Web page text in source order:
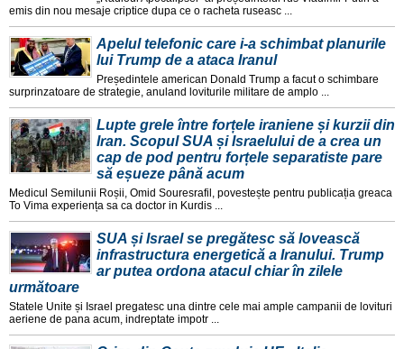
emis din nou mesaje criptice dupa ce o racheta ruseasc ...
Apelul telefonic care i-a schimbat planurile
lui Trump de a ataca Iranul
Președintele american Donald Trump a facut o schimbare
surprinzatoare de strategie, anuland loviturile militare de amplo ...
Lupte grele între forțele iraniene și kurzii din
Iran. Scopul SUA și Israelului de a crea un
cap de pod pentru forțele separatiste pare
să eșueze până acum
Medicul Semilunii Roșii, Omid Souresrafil, povestește pentru publicația greaca
To Vima experiența sa ca doctor in Kurdis ...
SUA și Israel se pregătesc să lovească
infrastructura energetică a Iranului. Trump
ar putea ordona atacul chiar în zilele
următoare
Statele Unite și Israel pregatesc una dintre cele mai ample campanii de lovituri
aeriene de pana acum, indreptate impotr ...